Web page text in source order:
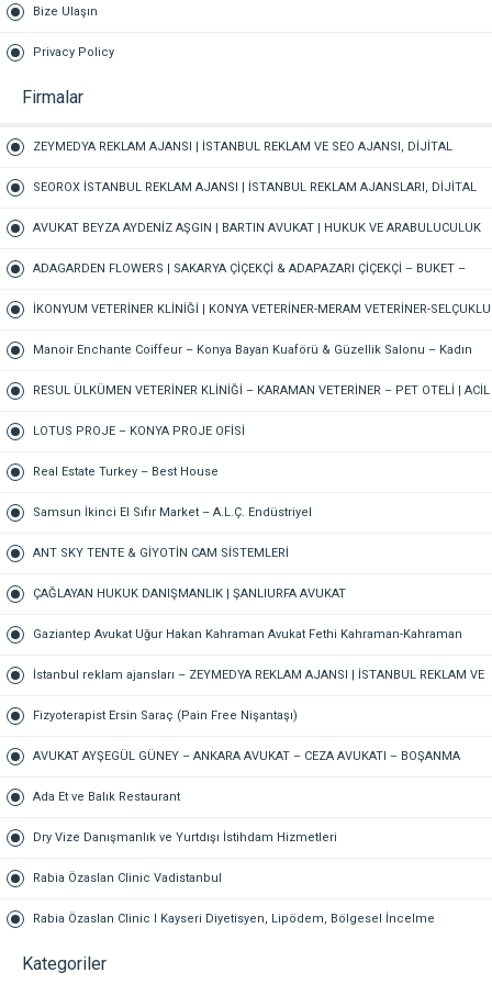
Bize Ulaşın
Privacy Policy
Firmalar
ZEYMEDYA REKLAM AJANSI | İSTANBUL REKLAM VE SEO AJANSI, DİJİTAL
PAZARLAMA AJANSI, SOSYAL MEDYA AJANSI, 360 REKLAM
SEOROX İSTANBUL REKLAM AJANSI | İSTANBUL REKLAM AJANSLARI, DİJİTAL
PAZARLAMA AJANSI, SEO AJANSI & SOSYAL MEDYA AJANSI
AVUKAT BEYZA AYDENİZ AŞGIN | BARTIN AVUKAT | HUKUK VE ARABULUCULUK
BÜROSU – AİLE, CEZA, İŞ HUKUKU, BOŞANMA AVUKATI
ADAGARDEN FLOWERS | SAKARYA ÇİÇEKÇİ & ADAPAZARI ÇİÇEKÇİ – BUKET –
GELİN ÇİÇEĞİ – DÜĞÜN-NİŞAN – ORGANİZASYON – ONLINE SİPARİŞ
İKONYUM VETERİNER KLİNİĞİ | KONYA VETERİNER-MERAM VETERİNER-SELÇUKLU
VETERİNER-KARATAY | ACİL-7/24 NÖBETÇİ VETERİNER KLİNİĞİ
Manoir Enchante Coiffeur – Konya Bayan Kuaförü & Güzellik Salonu – Kadın
Kuaförü – Meram Kuaför – Bayan Kuaförü – Konya Kuaför
RESUL ÜLKÜMEN VETERİNER KLİNİĞİ – KARAMAN VETERİNER – PET OTELİ | ACİL
VETERİNER – 7/24 AÇIK NÖBETÇİ VETERİNER KLİNİĞİ
LOTUS PROJE – KONYA PROJE OFİSİ
Real Estate Turkey – Best House
Samsun İkinci El Sıfır Market – A.L.Ç. Endüstriyel
ANT SKY TENTE & GİYOTİN CAM SİSTEMLERİ
ÇAĞLAYAN HUKUK DANIŞMANLIK | ŞANLIURFA AVUKAT
Gaziantep Avukat Uğur Hakan Kahraman Avukat Fethi Kahraman-Kahraman
Hukuk Bürosu Gaziantep
İstanbul reklam ajansları – ZEYMEDYA REKLAM AJANSI | İSTANBUL REKLAM VE
SEO AJANSI, DİJİTAL PAZARLAMA AJANSI, SOSYAL MEDYA AJANSI, 360
REKLAM
Fizyoterapist Ersin Saraç (Pain Free Nişantaşı)
AVUKAT AYŞEGÜL GÜNEY – ANKARA AVUKAT – CEZA AVUKATI – BOŞANMA
AVUKATI – TAZMİNAT AVUKATI
Ada Et ve Balık Restaurant
Dry Vize Danışmanlık ve Yurtdışı İstihdam Hizmetleri
Rabia Özaslan Clinic Vadistanbul
Rabia Özaslan Clinic I Kayseri Diyetisyen, Lipödem, Bölgesel İncelme
Kategoriler